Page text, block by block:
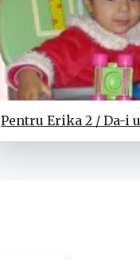
Pentru Erika 2 / Da-i